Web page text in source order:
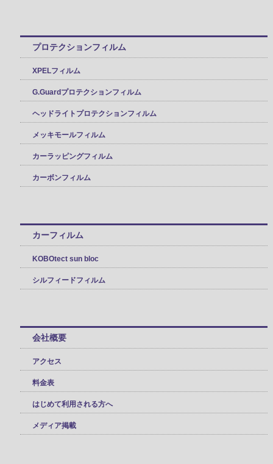
プロテクションフィルム
XPELフィルム
G.Guardプロテクションフィルム
ヘッドライトプロテクションフィルム
メッキモールフィルム
カーラッピングフィルム
カーボンフィルム
カーフィルム
KOBOtect sun bloc
シルフィードフィルム
会社概要
アクセス
料金表
はじめて利用される方へ
メディア掲載